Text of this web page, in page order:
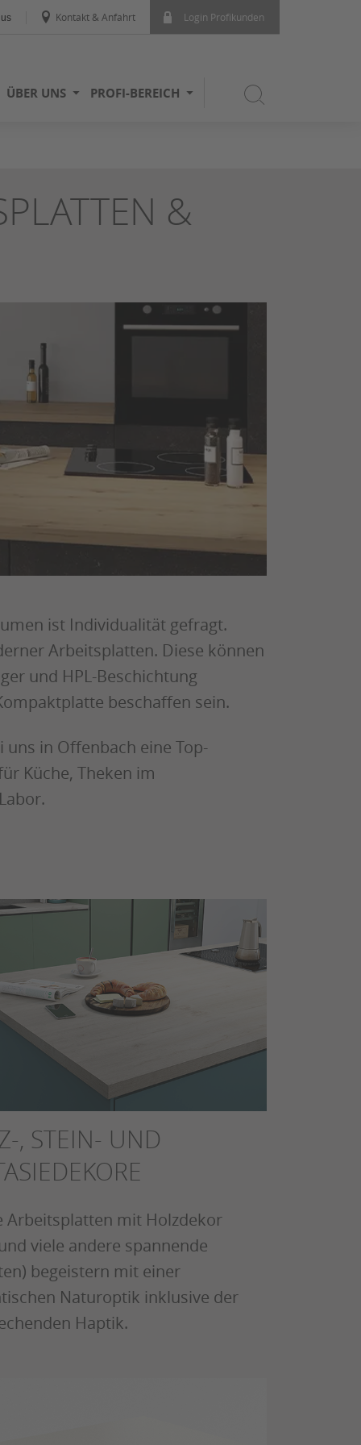
Kontakt & Anfahrt Login Profikunden
ÜBER UNS PROFI-BEREICH
&
ist Individualität gefragt.
Arbeitsplatten. Diese können
und HPL-Beschichtung
beschaffen sein.
in Offenbach eine Top-
Küche, Theken im
, STEIN- UND
Arbeitsplatten mit Holzdekor
viele andere spannende
begeistern mit einer
Naturoptik inklusive der
Haptik.